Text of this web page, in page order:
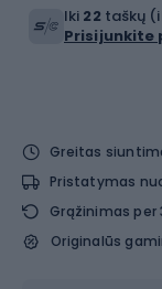
Iki 22 taškų
Prisijunkite
Greitas
Pristatymas
Grąžinimas per
Originalūs